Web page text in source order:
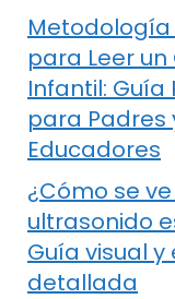
Metodología
para Leer
Infantil: Guía
para Padres
Educadores
¿Cómo se
ultrasonido
Guía visual
detallada